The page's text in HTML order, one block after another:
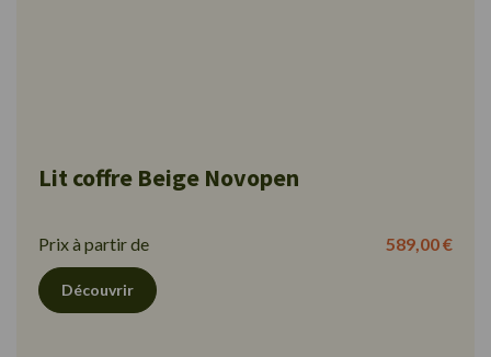
Lit coffre Beige Novopen
Prix à partir de 589,00 €
Découvrir